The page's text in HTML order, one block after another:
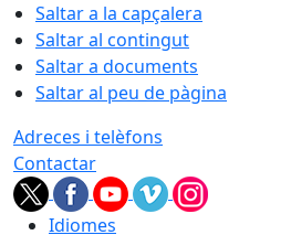
Saltar a la capçalera
Saltar al contingut
Saltar a documents
Saltar al peu de pàgina
Adreces i telèfons
Contactar
Idiomes